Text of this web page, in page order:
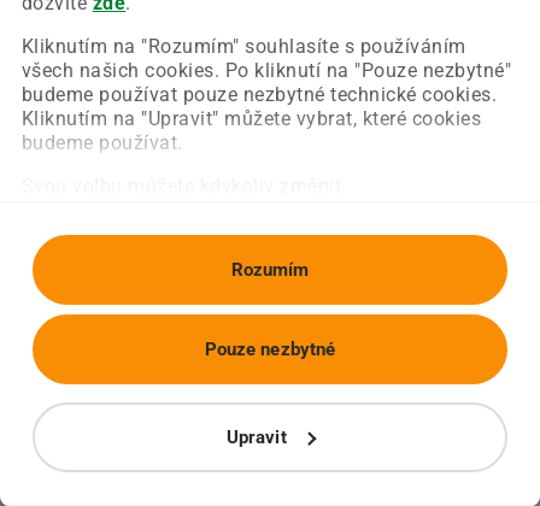
Kliknutím na "Rozumím" souhlasíte s používáním
všech našich cookies. Po kliknutí na "Pouze nezbytné"
budeme používat pouze nezbytné technické cookies.
Kliknutím na "Upravit" můžete vybrat, které cookies
budeme používat.
Rozumím
Upravit
Pouze nezbytné
Obnovit stránku Úvodní strana